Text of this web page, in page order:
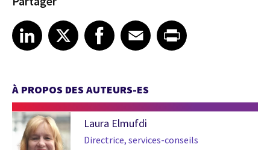
Share article on LinkedIn
LinkedIn
Share article on XShare article on Facebook
Facebook
Share article on Email
EmailShare article on Print
À PROPOS DES AUTEURS-ES
Laura Elmufdi
Directrice, services-conseils